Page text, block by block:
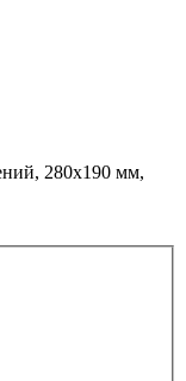
280х190 мм,